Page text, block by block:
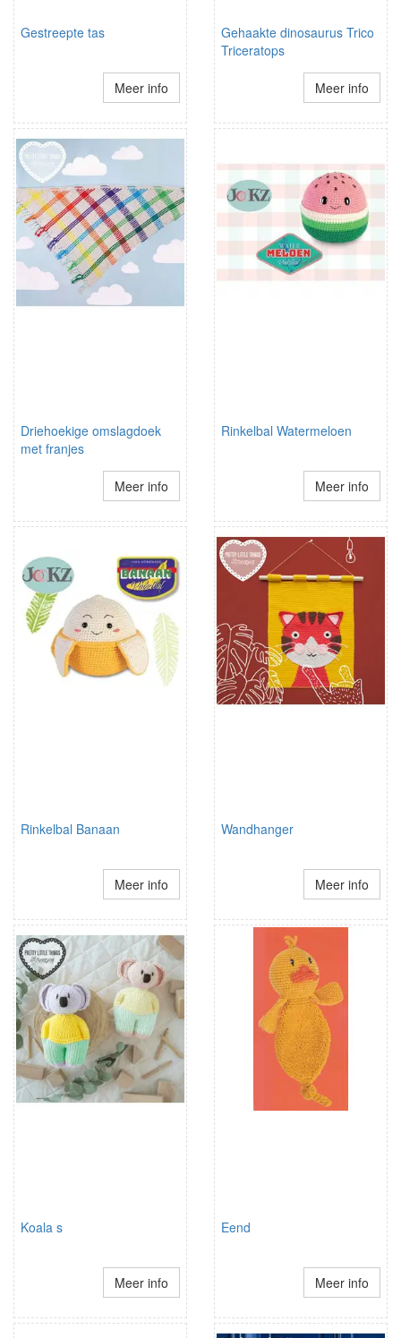
Gestreepte tas
Meer info
Gehaakte dinosaurus Trico
Triceratops
Meer info
Driehoekige omslagdoek
met franjes
Meer info
Rinkelbal Watermeloen
Meer info
Rinkelbal Banaan
Meer info
Wandhanger
Meer info
Koala s
Meer info
Eend
Meer info